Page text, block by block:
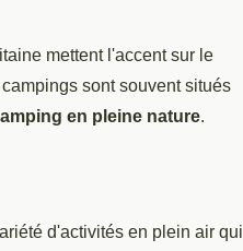
mettent l'accent sur le
sont souvent situés
en pleine nature.
d'activités en plein air qui